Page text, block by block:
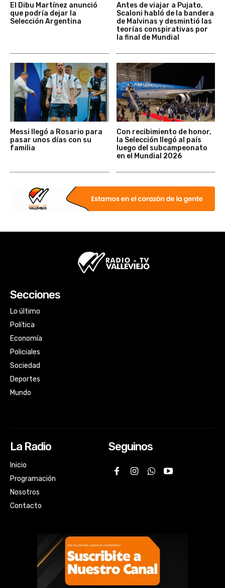
El Dibu Martínez anunció
que podría dejar la
Selección Argentina
Antes de viajar a Pujato,
Scaloni habló de la bandera
de Malvinas y desmintió las
teorías conspirativas por
la final de Mundial
Messi llegó a Rosario para
pasar unos días con su
familia
Con recibimiento de honor,
la Selección llegó al país
luego del subcampeonato
en el Mundial 2026
Secciones
Lo último
Política
Economía
Policiales
Sociedad
Deportes
Mundo
La Radio
Inicio
Programación
Nosotros
Contacto
Seguinos